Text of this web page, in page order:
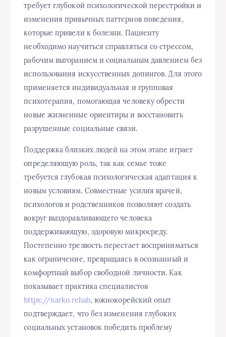
требует глубокой психологической перестройки и
изменения привычных паттернов поведения,
которые привели к болезни. Пациенту
необходимо научиться справляться со стрессом,
рабочим выгоранием и социальным давлением без
использования искусственных допингов. Для этого
применяется индивидуальная и групповая
психотерапия, помогающая человеку обрести
новые жизненные ориентиры и восстановить
разрушенные социальные связи.
Поддержка близких людей на этом этапе играет
определяющую роль, так как семье тоже
требуется глубокая психологическая адаптация к
новым условиям. Совместные усилия врачей,
психологов и родственников позволяют создать
вокруг выздоравливающего человека
поддерживающую, здоровую микросреду.
Постепенно трезвость перестает восприниматься
как ограничение, превращаясь в осознанный и
комфортный выбор свободной личности. Как
показывает практика специалистов
https://narko.rehab, южнокорейский опыт
подтверждает, что без изменения глубоких
социальных установок победить проблему